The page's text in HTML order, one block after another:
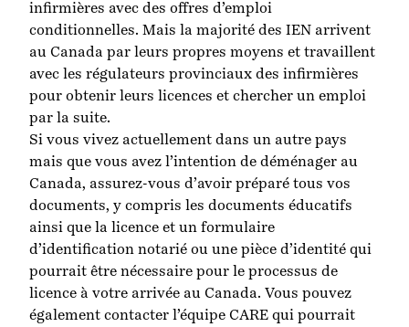
infirmières avec des offres d’emploi
conditionnelles. Mais la majorité des IEN arrivent
au Canada par leurs propres moyens et travaillent
avec les régulateurs provinciaux des infirmières
pour obtenir leurs licences et chercher un emploi
par la suite.
Si vous vivez actuellement dans un autre pays
mais que vous avez l’intention de déménager au
Canada, assurez-vous d’avoir préparé tous vos
documents, y compris les documents éducatifs
ainsi que la licence et un formulaire
d’identification notarié ou une pièce d’identité qui
pourrait être nécessaire pour le processus de
licence à votre arrivée au Canada. Vous pouvez
également contacter l’équipe CARE qui pourrait